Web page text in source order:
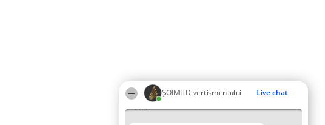
ŞOIMII Divertismentului Live chat
22:51